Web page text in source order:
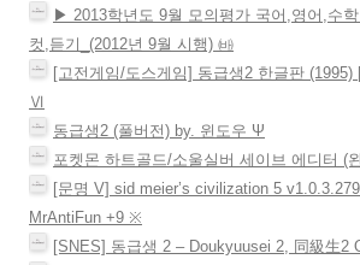
▶ 2013학년도 9월 모의평가 국어,영어,수
컷,듣기_(2012년 9월 시행) ㈓
[고전게임/도스게임] 동급생2 한글판 (1995)
Ⅵ
동급생2 (풀버전) by. 윈도우 Ψ
포켓몬 하트골드/소울실버 세이브 에디터 (
[문명 V] sid meier’s civilization 5
MrAntiFun +9 ※
[SNES] 동급생 2 – Doukyuusei 2, 同級生2